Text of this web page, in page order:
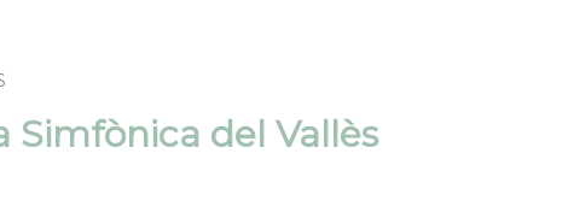
Simfònica del Vallès